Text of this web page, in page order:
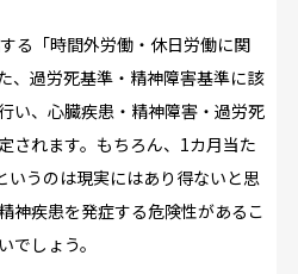
る「時間外労働・休日労働に関
、過労死基準・精神障害基準に該
い、心臓疾患・精神障害・過労死
されます。もちろん、1カ月当た
いうのは現実にはあり得ないと思
神疾患を発症する危険性があるこ
でしょう。